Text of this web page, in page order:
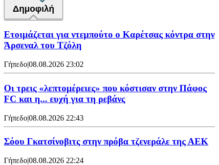
Δημοφιλή
Ετοιμάζεται για ντεμπούτο ο Καρέτσας κόντρα στην
Άρσεναλ του Τζόλη
Γήπεδο|08.08.2026 23:02
Οι τρεις «λεπτομέρειες» που κόστισαν στην Πάφος
FC και η... ευχή για τη ρεβάνς
Γήπεδο|08.08.2026 22:43
Σόου Γκατσίνοβιτς στην πρόβα τζενεράλε της ΑΕΚ
Γήπεδο|08.08.2026 22:24